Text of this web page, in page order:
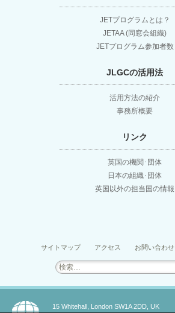
JETプログラムとは？
JETAA (同窓会組織)
JETプログラム参加者数
JLGCの活用法
活用方法の紹介
事務所概要
リンク
英国の機関･団体
日本の組織･団体
英国以外の担当国の情報
サイトマップ アクセス お問い合わせ
検
索:
15 Whitehall, London SW1A 2DD, UK